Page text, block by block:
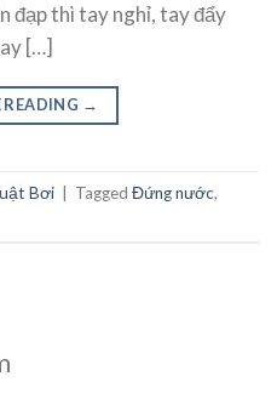
đạp thì tay nghỉ, tay đẩy
[…]
→
Bơi Tagged Đứng nước,